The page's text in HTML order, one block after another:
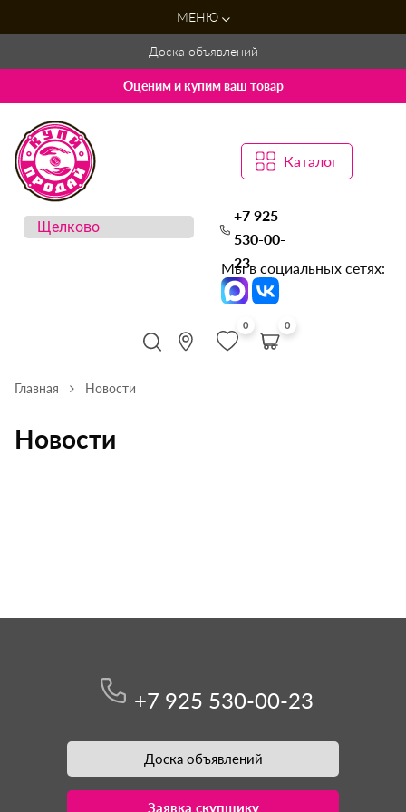
МЕНЮ
Доска объявлений
Оценим и купим ваш товар
Каталог
+7 925
530-00-
23
Мы в социальных сетях:
0 0
Главная Новости
Новости
+7 925 530-00-23
Доска объявлений
Заявка скупщику